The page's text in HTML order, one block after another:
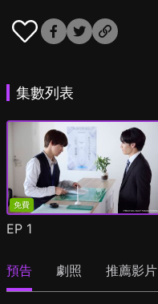
集數列表
免費
EP 1
預告 劇照 推薦影片